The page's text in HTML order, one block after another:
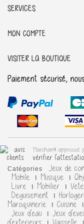
SERVICES
MON COMPTE
VISITER LA BOUTIQUE
Paiement sécurisé,
Marchand approuvé
vérifier
Catégories
Jeux de
Mobile
Musique
Livre
Mobilier
Deguisement
Maroquinerie
Cuisine
Jeux d'eau
Jeux